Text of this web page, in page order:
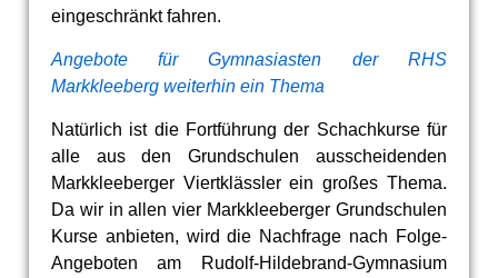
eingeschränkt fahren.
Angebote für Gymnasiasten der RHS
Markkleeberg weiterhin ein Thema
Natürlich ist die Fortführung der Schachkurse für
alle aus den Grundschulen ausscheidenden
Markkleeberger Viertklässler ein großes Thema.
Da wir in allen vier Markkleeberger Grundschulen
Kurse anbieten, wird die Nachfrage nach Folge-
Angeboten am Rudolf-Hildebrand-Gymnasium